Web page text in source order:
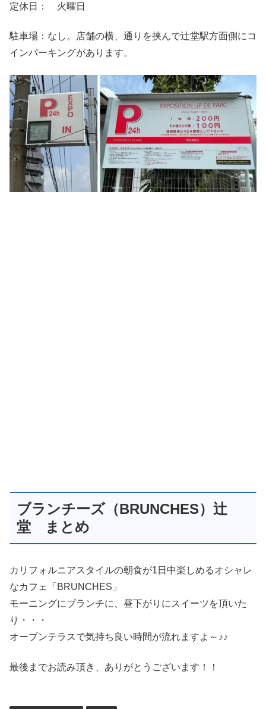
定休日： 火曜日
駐車場：なし。店舗の横、通りを挟んで辻堂駅方面側にコ
インパーキングがあります。
ブランチーズ（BRUNCHES）辻
堂 まとめ
カリフォルニアスタイルの朝食が1日中楽しめるオシャレ
なカフェ「BRUNCHES」
モーニングにブランチに、昼下がりにスイーツを頂いた
り・・・
オープンテラスで気持ち良い時間が流れますよ～♪♪
最後までお読み頂き、ありがとうございます！！